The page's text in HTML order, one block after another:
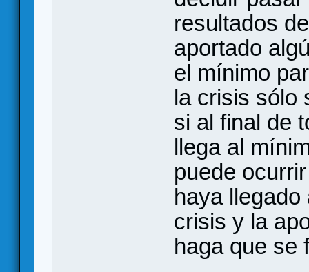
resultados
aportado
el mínimo
la crisis sólo
si al final de
llega al
puede
haya
crisis y la
haga que se